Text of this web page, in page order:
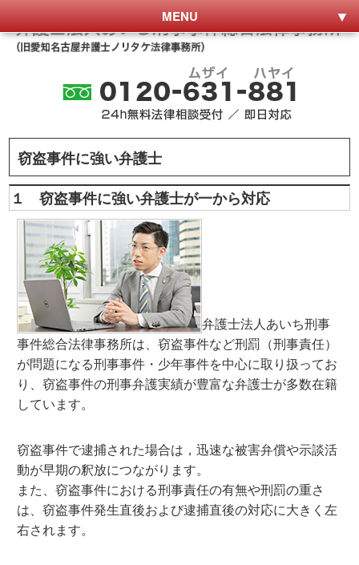
MENU
窃盗事件に強い弁護士
１ 窃盗事件に強い弁護士が一から対応
弁護士法人あいち刑事
事件総合法律事務所は、窃盗事件など刑罰（刑事責任）
が問題になる刑事事件・少年事件を中心に取り扱ってお
り、窃盗事件の刑事弁護実績が豊富な弁護士が多数在籍
しています。
窃盗事件で逮捕された場合は，迅速な被害弁償や示談活
動が早期の釈放につながります。
また、窃盗事件における刑事責任の有無や刑罰の重さ
は、窃盗事件発生直後および逮捕直後の対応に大きく左
右されます。